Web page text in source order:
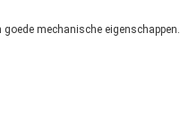
mechanische eigenschappen.